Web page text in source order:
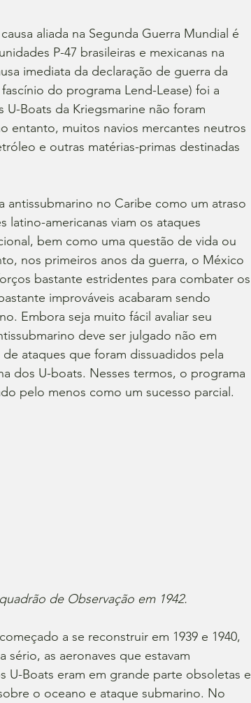
aliada na Segunda Guerra Mundial é
P-47 brasileiras e mexicanas na
imediata da declaração de guerra da
do programa Lend-Lease) foi a
Boats da Kriegsmarine não foram
entanto, muitos navios mercantes neutros
e outras matérias-primas destinadas
antissubmarino no Caribe como um atraso
latino-americanas viam os ataques
bem como uma questão de vida ou
nos primeiros anos da guerra, o México
bastante estridentes para combater os
improváveis ​​acabaram sendo
Embora seja muito fácil avaliar seu
deve ser julgado não em
ataques que foram dissuadidos pela
dos U-boats. Nesses termos, o programa
pelo menos como um sucesso parcial.
de Observação em 1942.
a se reconstruir em 1939 e 1940,
sério, as aeronaves que estavam
U-Boats eram em grande parte obsoletas e
o oceano e ataque submarino. No